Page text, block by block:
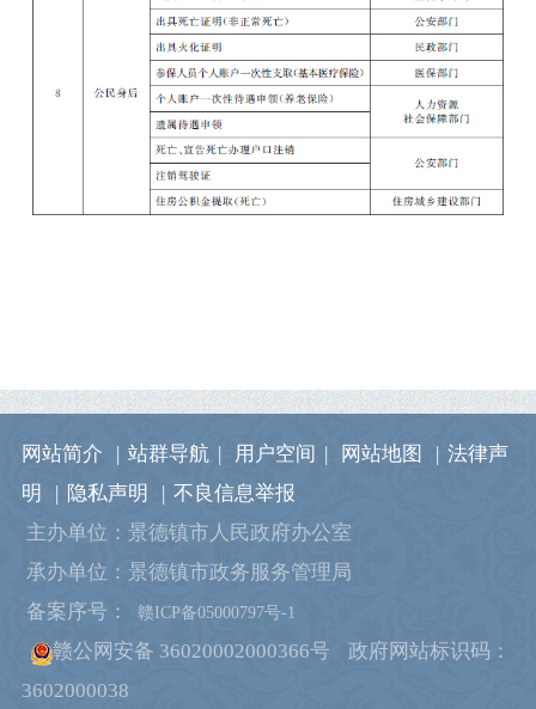
网站简介 站群导航 用户空间 网站地图
法律声
明
隐私声明
不良信息举报
主办单位：景德镇市人民政府办公室
承办单位：景德镇市政务服务管理局
备案序号：
赣ICP备05000797号-1
赣公网安备 36020002000366号
政府网站标识码：
3602000038